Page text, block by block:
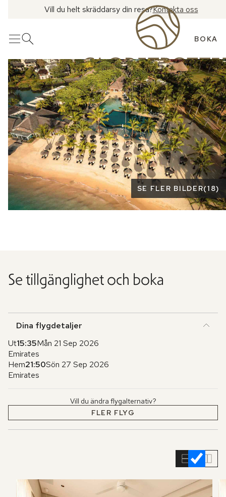
Vill du helt skräddarsy din resa?Kontakta oss
MenyÖppna sök BOKA
Se fler bilder
SE FLER BILDER(18)
Se tillgänglighet och boka
Dina flygdetaljer
Ut15:35Mån 21 Sep 2026
Emirates
Hem21:50Sön 27 Sep 2026
Emirates
Vill du ändra flygalternativ?
FLER FLYG